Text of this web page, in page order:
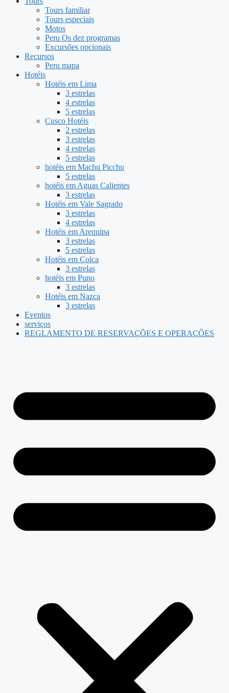
Tours familiar
Tours especiais
Motos
Peru Os dez programas
Excursões opcionais
Recursos
Peru mapa
Hotéis
Hotéis em Lima
3 estrelas
4 estrelas
5 estrelas
Cusco Hotéis
2 estrelas
3 estrelas
4 estrelas
5 estrelas
hotéis em Machu Picchu
5 estrelas
hotéis em Aguas Calientes
3 estrelas
Hotéis em Vale Sagrado
3 estrelas
4 estrelas
Hotéis em Arequipa
3 estrelas
5 estrelas
Hotéis em Colca
3 estrelas
hotéis em Puno
3 estrelas
Hotéis em Nazca
3 estrelas
Eventos
serviços
REGLAMENTO DE RESERVAÇÕES E OPERAÇÕES